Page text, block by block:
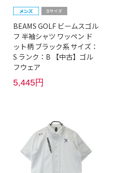
BEAMS GOLF ビームスゴル
フ 半袖シャツ ワッペン ド
ット柄 ブラック系 サイズ：
S ランク：B 【中古】ゴル
フウェア
5,445円